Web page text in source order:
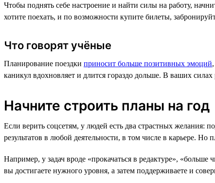
Чтобы поднять себе настроение и найти силы на работу,
хотите поехать, и по возможности купите билеты,
Что говорят учёные
Планирование поездки приносит больше позитивных эмоций
каникул вдохновляет и длится гораздо дольше. В ваших силах
Начните строить планы на год
Если верить соцсетям, у людей есть два страстных желания:
результатов в любой деятельности, в том числе в карьере.
Например, у задач вроде «прокачаться в редактуре»,
вы достигаете нужного уровня, а затем поддерживаете и